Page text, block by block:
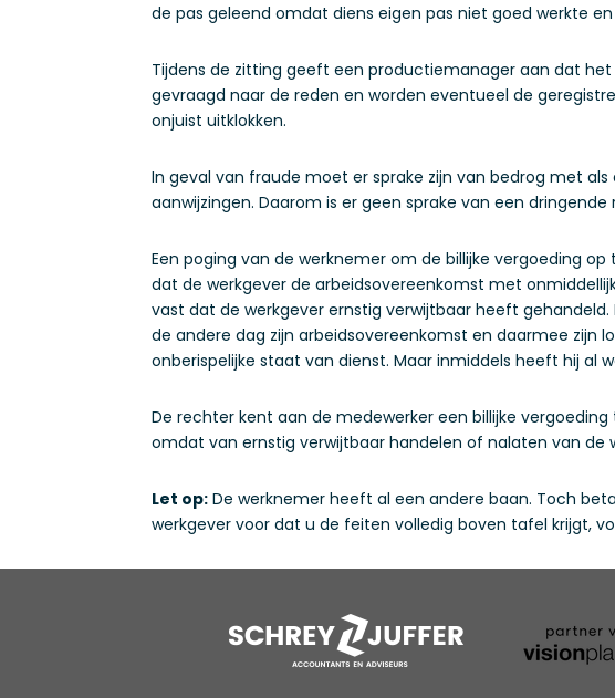
de pas geleend omdat diens eigen pas niet goed werkte
Tijdens de zitting geeft een productiemanager aan dat
gevraagd naar de reden en worden eventueel de
onjuist uitklokken.
In geval van fraude moet er sprake zijn van bedrog met
aanwijzingen. Daarom is er geen sprake van een
Een poging van de werknemer om de billijke vergoeding
dat de werkgever de arbeidsovereenkomst met
vast dat de werkgever ernstig verwijtbaar heeft
de andere dag zijn arbeidsovereenkomst en daarmee zijn
onberispelijke staat van dienst. Maar inmiddels heeft hij al
De rechter kent aan de medewerker een billijke
omdat van ernstig verwijtbaar handelen of nalaten van de
Let op: De werknemer heeft al een andere baan. Toch
werkgever voor dat u de feiten volledig boven tafel krijgt,